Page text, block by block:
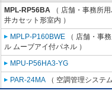
MPL-RP56BA （ 店舗・事務所
井カセット形室内 ）
MPLP-P160BWE （ 店舗・事
ル ムーブアイ付パネル ）
MPU-P56HA3-YG
PAR-24MA （ 空調管理システ